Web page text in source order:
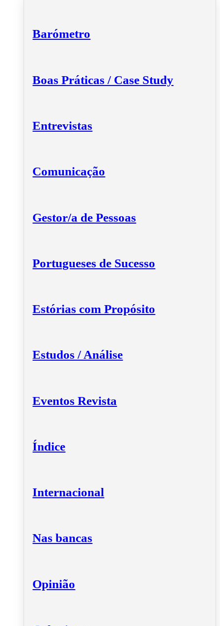
Barómetro
Boas Práticas / Case Study
Entrevistas
Comunicação
Gestor/a de Pessoas
Portugueses de Sucesso
Estórias com Propósito
Estudos / Análise
Eventos Revista
Índice
Internacional
Nas bancas
Opinião